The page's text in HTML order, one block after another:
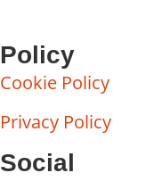
Policy
Cookie Policy
Privacy Policy
Social